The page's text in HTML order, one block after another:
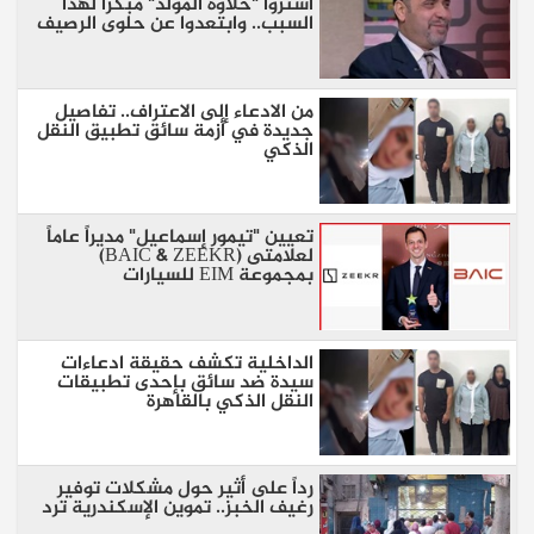
السبب.. وابتعدوا عن حلوى الرصيف
من الادعاء إلى الاعتراف.. تفاصيل
جديدة في أزمة سائق تطبيق النقل
الذكي
تعيين "تيمور إسماعيل" مديراً عاماً
لعلامتى (BAIC & ZEEKR)
بمجموعة EIM للسيارات
الداخلية تكشف حقيقة ادعاءات
سيدة ضد سائق بإحدى تطبيقات
النقل الذكي بالقاهرة
رداً على أثير حول مشكلات توفير
رغيف الخبز.. تموين الإسكندرية ترد